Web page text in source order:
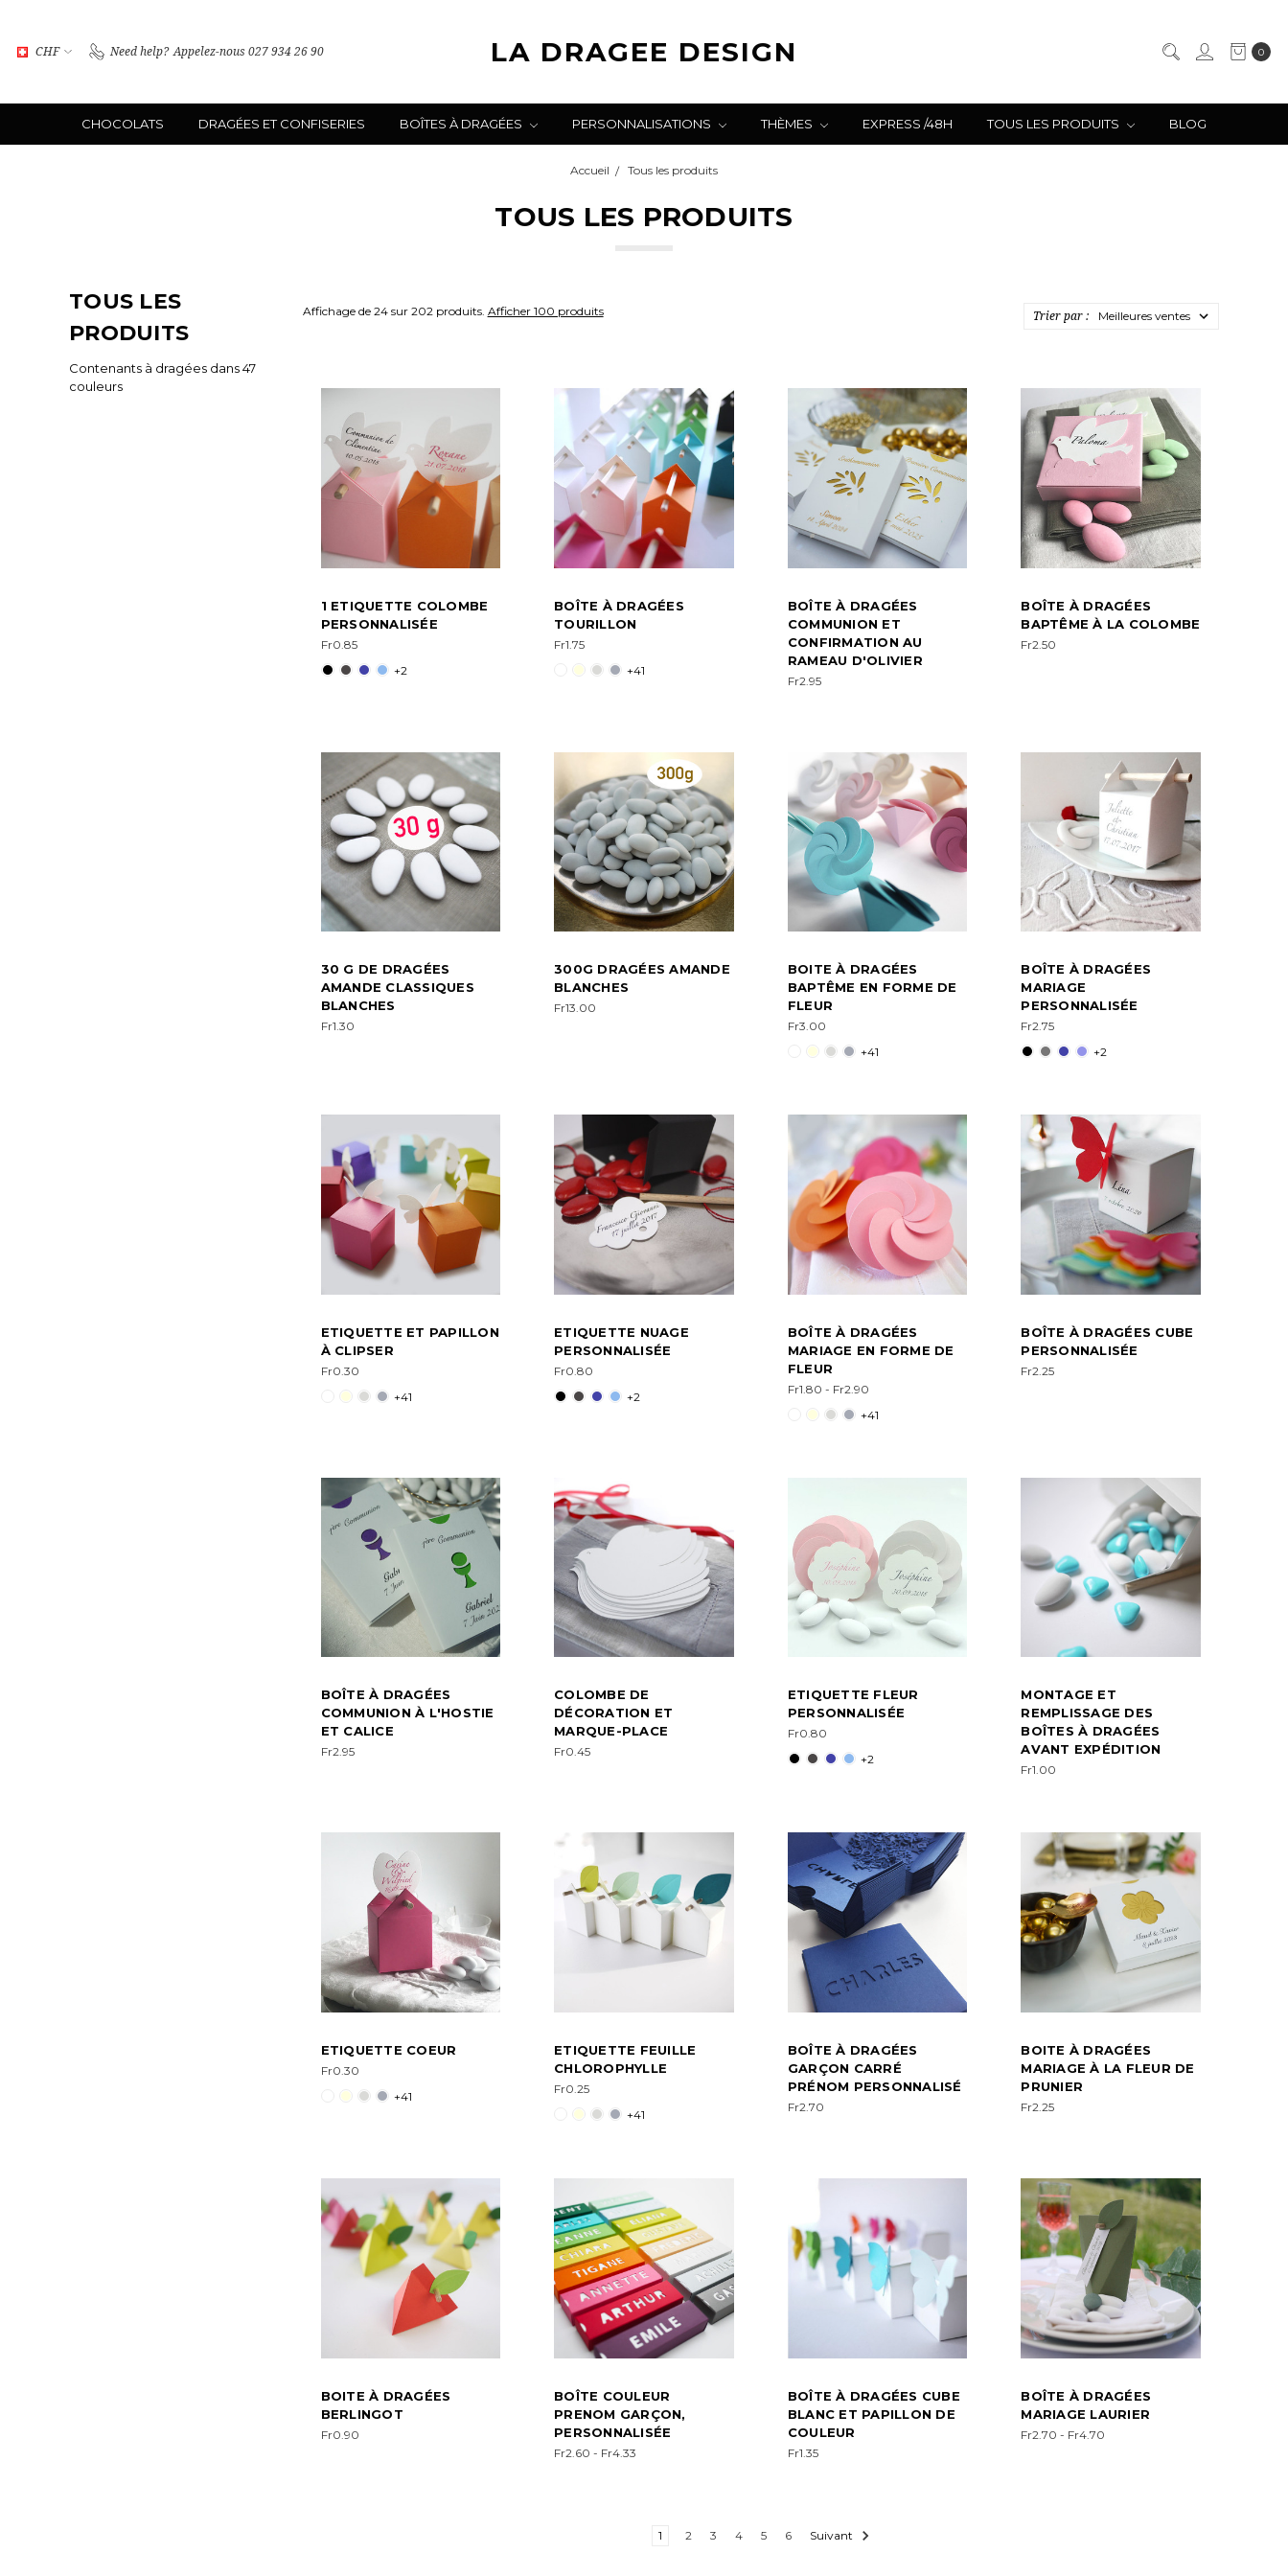
CHF Need help? Appelez-nous 027 934 26 90 0
LA DRAGEE DESIGN
CHOCOLATS DRAGÉES ET CONFISERIES BOÎTES À DRAGÉES PERSONNALISATIONS THÈMES EXPRESS /48H TOUS LES PRODUITS BLOG
Accueil Tous les produits
TOUS LES PRODUITS
TOUS LES
PRODUITS
Contenants à dragées dans 47
couleurs
Affichage de 24 sur 202 produits. Afficher 100 produits Trier par :
1 ETIQUETTE COLOMBE
PERSONNALISÉE
Fr0.85
+2
BOÎTE À DRAGÉES
TOURILLON
Fr1.75
+41
BOÎTE À DRAGÉES
COMMUNION ET
CONFIRMATION AU
RAMEAU D'OLIVIER
Fr2.95
BOÎTE À DRAGÉES
BAPTÊME À LA COLOMBE
Fr2.50
30 G DE DRAGÉES
AMANDE CLASSIQUES
BLANCHES
Fr1.30
300G DRAGÉES AMANDE
BLANCHES
Fr13.00
BOITE À DRAGÉES
BAPTÊME EN FORME DE
FLEUR
Fr3.00
+41
BOÎTE À DRAGÉES
MARIAGE
PERSONNALISÉE
Fr2.75
+2
ETIQUETTE ET PAPILLON
À CLIPSER
Fr0.30
+41
ETIQUETTE NUAGE
PERSONNALISÉE
Fr0.80
+2
BOÎTE À DRAGÉES
MARIAGE EN FORME DE
FLEUR
Fr1.80 - Fr2.90
+41
BOÎTE À DRAGÉES CUBE
PERSONNALISÉE
Fr2.25
BOÎTE À DRAGÉES
COMMUNION À L'HOSTIE
ET CALICE
Fr2.95
COLOMBE DE
DÉCORATION ET
MARQUE-PLACE
Fr0.45
ETIQUETTE FLEUR
PERSONNALISÉE
Fr0.80
+2
MONTAGE ET
REMPLISSAGE DES
BOÎTES À DRAGÉES
AVANT EXPÉDITION
Fr1.00
ETIQUETTE COEUR
Fr0.30
+41
ETIQUETTE FEUILLE
CHLOROPHYLLE
Fr0.25
+41
BOÎTE À DRAGÉES
GARÇON CARRÉ
PRÉNOM PERSONNALISÉ
Fr2.70
BOITE À DRAGÉES
MARIAGE À LA FLEUR DE
PRUNIER
Fr2.25
BOITE À DRAGÉES
BERLINGOT
Fr0.90
BOÎTE COULEUR
PRENOM GARÇON,
PERSONNALISÉE
Fr2.60 - Fr4.33
BOÎTE À DRAGÉES CUBE
BLANC ET PAPILLON DE
COULEUR
Fr1.35
BOÎTE À DRAGÉES
MARIAGE LAURIER
Fr2.70 - Fr4.70
1 2 3 4 5 6 Suivant